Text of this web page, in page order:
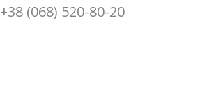
+38 (068) 520-80-20